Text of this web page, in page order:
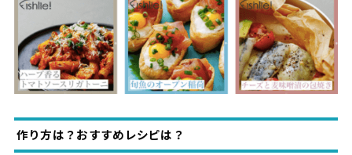
作り方は？おすすめレシピは？